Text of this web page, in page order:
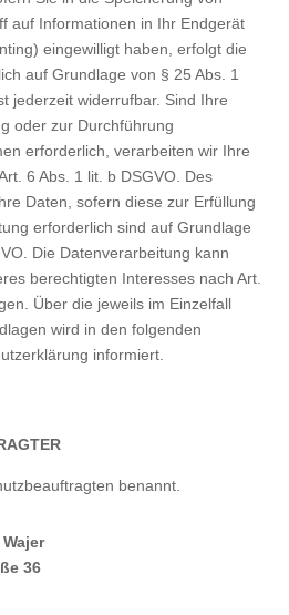
auf Informationen in Ihr Endgerät
eingewilligt haben, erfolgt die
auf Grundlage von § 25 Abs. 1
jederzeit widerrufbar. Sind Ihre
oder zur Durchführung
erforderlich, verarbeiten wir Ihre
6 Abs. 1 lit. b DSGVO. Des
Daten, sofern diese zur Erfüllung
erforderlich sind auf Grundlage
Die Datenverarbeitung kann
berechtigten Interesses nach Art.
Über die jeweils im Einzelfall
wird in den folgenden
informiert.
benannt.
36